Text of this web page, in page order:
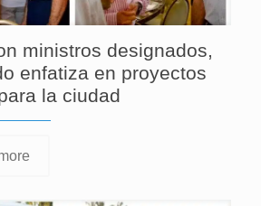
ministros designados,
enfatiza en proyectos
la ciudad